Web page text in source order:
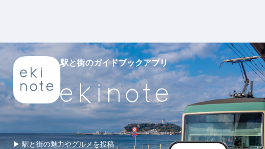
駅と街のガイドブックアプリ
▶ 駅と街の魅力やグルメを投稿